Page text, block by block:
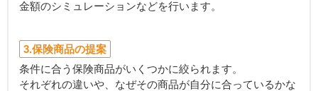
金額のシミュレーションなどを行います。
3.保険商品の提案
条件に合う保険商品がいくつかに絞られます。
それぞれの違いや、なぜその商品が自分に合っているかな